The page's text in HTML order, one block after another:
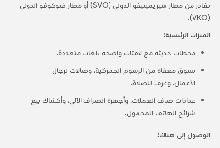
تغادر من مطار شيريميتيفو الدولي (SVO) أو مطار فنوكوفو الدولي
(VKO).
الميزات الرئيسية:
محطات حديثة مع لافتات واضحة بلغات متعددة.
تسوق معفاة من الرسوم الجمركية، وصالات لرجال
الأعمال، وغرف للصلاة.
عدادات صرف العملات، وأجهزة الصراف الآلي، وأكشاك بيع
شرائح الهاتف المحمول.
الوصول إلى هناك: